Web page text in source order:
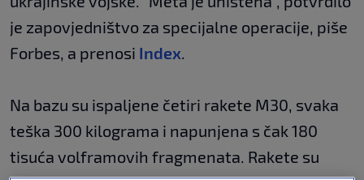
je zapovjedništvo za specijalne operacije, piše
Forbes, a prenosi Index.
Na bazu su ispaljene četiri rakete M30, svaka
teška 300 kilograma i napunjena s čak 180
tisuća volframovih fragmenata. Rakete su